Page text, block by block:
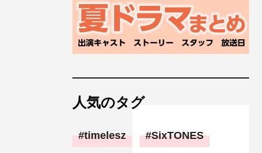
人気のタグ
timelesz SixTONES